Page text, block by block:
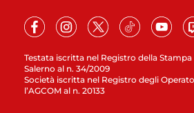
Testata iscritta nel Registro della
Salerno al n. 34/2009
Società iscritta nel Registro degli
l’AGCOM al n. 20133